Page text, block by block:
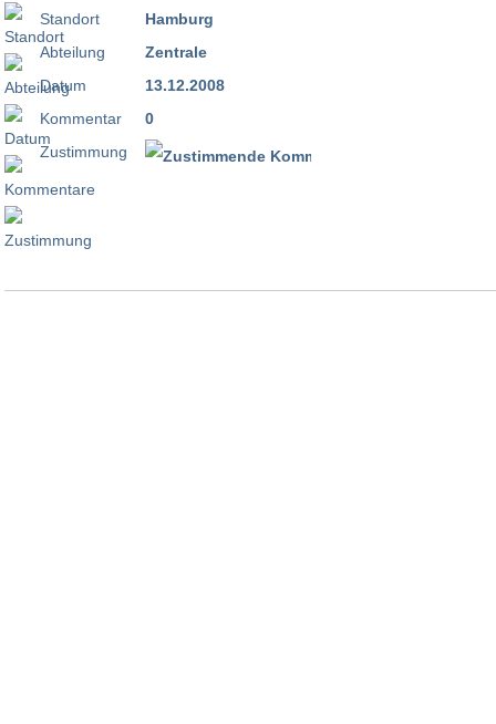
Standort
Abteilung
Datum
Kommentar
Zustimmung
Hamburg
Zentrale
13.12.2008
0